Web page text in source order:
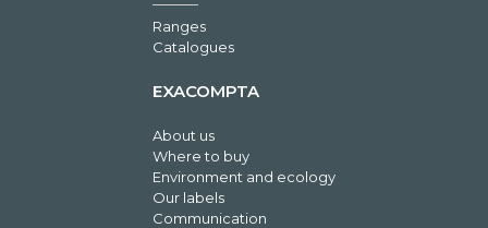
Ranges
Catalogues
EXACOMPTA
About us
Where to buy
Environment and ecology
Our labels
Communication